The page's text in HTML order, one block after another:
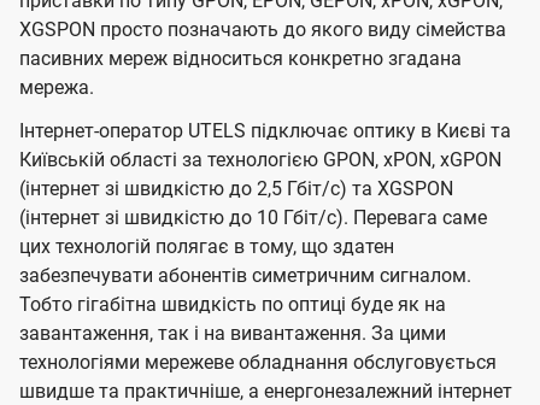
XGSPON просто позначають до якого виду сімейства
пасивних мереж відноситься конкретно згадана
мережа.
Інтернет-оператор UTELS підключає оптику в Києві та
Київській області за технологією GPON, xPON, xGPON
(інтернет зі швидкістю до 2,5 Гбіт/с) та XGSPON
(інтернет зі швидкістю до 10 Гбіт/с). Перевага саме
цих технологій полягає в тому, що здатен
забезпечувати абонентів симетричним сигналом.
Тобто гігабітна швидкість по оптиці буде як на
завантаження, так і на вивантаження. За цими
технологіями мережеве обладнання обслуговується
швидше та практичніше, а енергонезалежний інтернет